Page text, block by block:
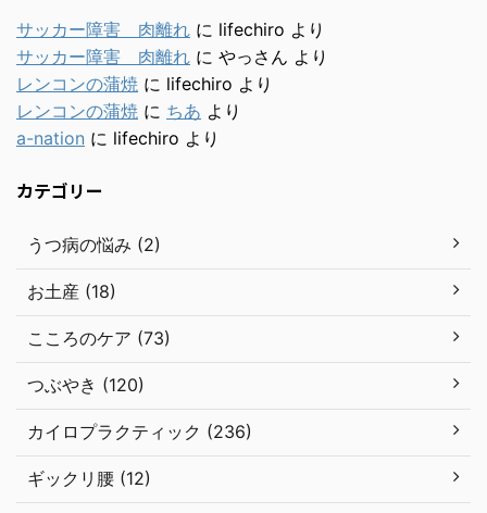
サッカー障害 肉離れ に lifechiro より
サッカー障害 肉離れ に やっさん より
レンコンの蒲焼 に lifechiro より
レンコンの蒲焼 に ちあ より
a-nation に lifechiro より
カテゴリー
うつ病の悩み (2)
お土産 (18)
こころのケア (73)
つぶやき (120)
カイロプラクティック (236)
ギックリ腰 (12)